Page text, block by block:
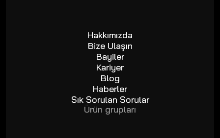
Hakkımızda
Bize Ulaşın
Bayiler
Kariyer
Blog
Haberler
Sık Sorulan Sorular
Ürün grupları